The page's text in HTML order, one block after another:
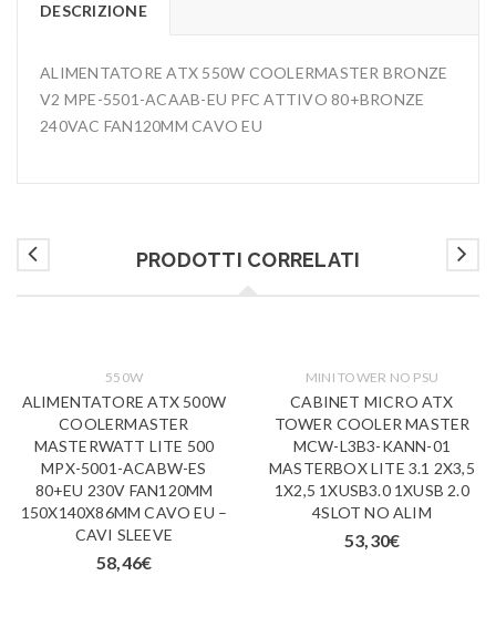
DESCRIZIONE
ALIMENTATORE ATX 550W COOLERMASTER BRONZE
V2 MPE-5501-ACAAB-EU PFC ATTIVO 80+BRONZE
240VAC FAN120MM CAVO EU
PRODOTTI CORRELATI
550W
ALIMENTATORE ATX 500W
COOLERMASTER
MASTERWATT LITE 500
MPX-5001-ACABW-ES
80+EU 230V FAN120MM
150X140X86MM CAVO EU –
CAVI SLEEVE
58,46€
MINI TOWER NO PSU
CABINET MICRO ATX
TOWER COOLER MASTER
MCW-L3B3-KANN-01
MASTERBOX LITE 3.1 2X3,5
1X2,5 1XUSB3.0 1XUSB 2.0
4SLOT NO ALIM
53,30€